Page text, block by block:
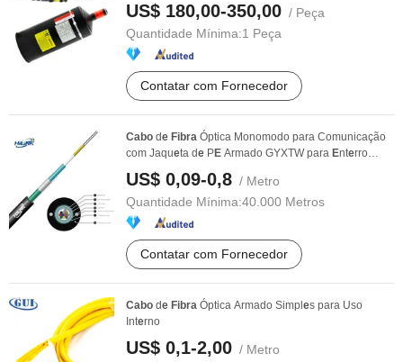
US$ 180,00-350,00 / Peça
Quantidade Mínima:1 Peça
Contatar com Fornecedor
Cabo de Fibra Óptica Monomodo para Comunicação
com Jaqueta de PE Armado GYXTW para Enterro
o
US$ 0,09-0,8 / Metro
Quantidade Mínima:40.000 Metros
Contatar com Fornecedor
Cabo de Fibra Óptica Armado Simpl es para Uso
Interno
US$ 0,1-2,00 / Metro